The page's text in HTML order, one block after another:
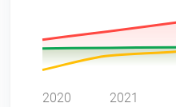
2020 2021